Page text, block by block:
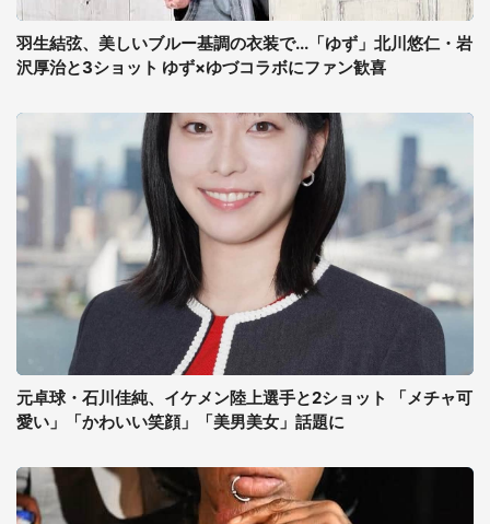
羽生結弦、美しいブルー基調の衣装で...「ゆず」北川悠仁・岩
沢厚治と3ショット ゆず×ゆづコラボにファン歓喜
元卓球・石川佳純、イケメン陸上選手と2ショット 「メチャ可
愛い」「かわいい笑顔」「美男美女」話題に